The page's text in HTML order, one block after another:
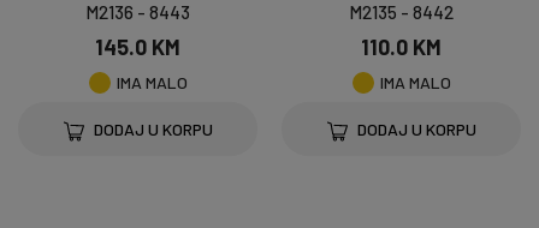
M2136 - 8443
145.0 KM
IMA MALO
DODAJ U KORPU
M2135 - 8442
110.0 KM
IMA MALO
DODAJ U KORPU